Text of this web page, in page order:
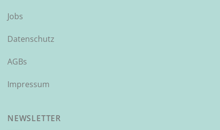
Jobs
Datenschutz
AGBs
Impressum
NEWSLETTER